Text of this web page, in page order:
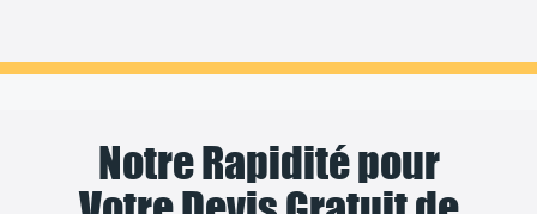
Notre Rapidité pour